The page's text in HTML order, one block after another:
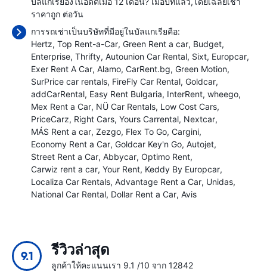
ราคาถูก ต่อวัน
การรถเช่าเป็นบริษัทที่มีอยู่ในบัลแกเรียคือ:
Hertz Top Rent-a-Car Green Rent a car Budget
Enterprise Thrifty Autounion Car Rental Sixt Europcar
Exer Rent A Car Alamo CarRent.bg Green Motion
SurPrice car rentals FireFly Car Rental Goldcar
addCarRental Easy Rent Bulgaria InterRent wheego
Mex Rent a Car NÜ Car Rentals Low Cost Cars
PriceCarz Right Cars Yours Carrental Nextcar
MÁS Rent a car Zezgo Flex To Go Cargini
Economy Rent a Car Goldcar Key'n Go Autojet
Street Rent a Car Abbycar Optimo Rent
Carwiz rent a car Your Rent Keddy By Europcar
Localiza Car Rentals Advantage Rent a Car Unidas
National Car Rental Dollar Rent a Car Avis
9.1 รีวิวล่าสุด
ลูกค้าให้คะแนนเรา 9.1 /10 จาก 12842